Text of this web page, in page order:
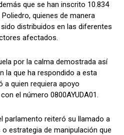
que se han inscrito 10.834
quienes de manera
distribuidos en las diferentes
afectados.
por la calma demostrada así
la que ha respondido a esta
a quien requiera apoyo
el número 0800AYUDA01.
parlamento reiteró su llamado a
estrategia de manipulación que